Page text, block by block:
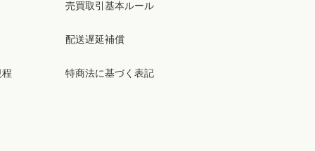
売買取引基本ルール
配送遅延補償
特商法に基づく表記